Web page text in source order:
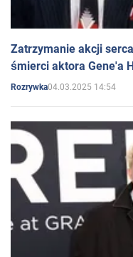
Zatrzymanie akcji
śmierci aktora Gene'a
Rozrywka04.03.2025 14:54